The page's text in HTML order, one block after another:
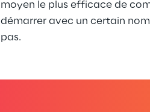
moyen le plus efficace de
démarrer avec un certain
pas.